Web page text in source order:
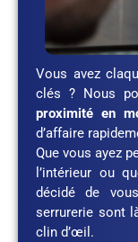
Vous avez
clés ? Nous
proximité en
d’affaire
Que vous ayez
l’intérieur ou
décidé de
serrurerie sont
clin d’œil.